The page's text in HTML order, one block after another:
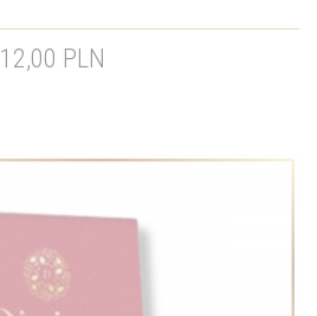
12,00 PLN